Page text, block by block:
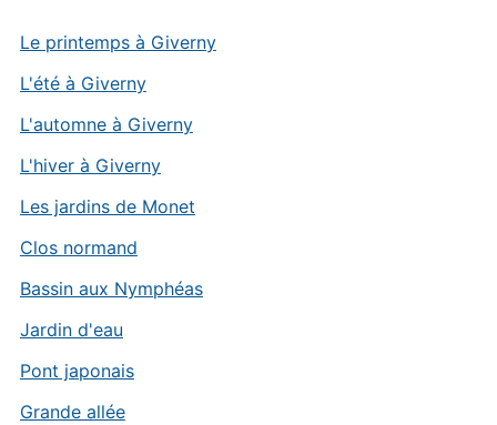
Le printemps à Giverny
L'été à Giverny
L'automne à Giverny
L'hiver à Giverny
Les jardins de Monet
Clos normand
Bassin aux Nymphéas
Jardin d'eau
Pont japonais
Grande allée